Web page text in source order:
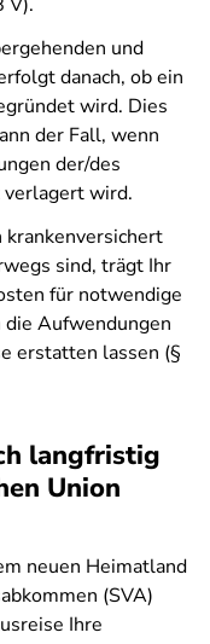
und
danach, ob ein
wird. Dies
der Fall, wenn
der/des
verlagert wird.
sind, trägt Ihr
für notwendige
die Aufwendungen
erstatten lassen (§
langfristig
Union
neuen Heimatland
(SVA)
Ihre